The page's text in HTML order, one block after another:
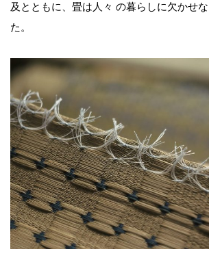
及とともに、畳は人々 の暮らしに欠かせ
た。